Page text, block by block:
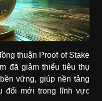
thuận Proof of Stake
đã giảm thiểu tiêu thụ
vững, giúp nền tảng
đổi mới trong lĩnh vực